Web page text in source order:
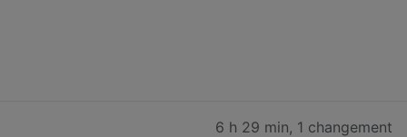
6 h 29 min, 1 changement